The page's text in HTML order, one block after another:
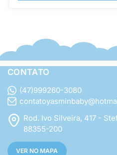
CONTATO
(47)999260-3080
Rod. Ivo Silveira, 417 -
88355-200
VER NO MAPA